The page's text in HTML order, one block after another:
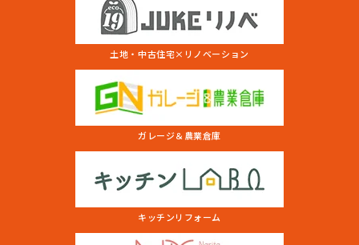
土地・中古住宅×リノベーション
ガレージ＆農業倉庫
キッチンリフォーム